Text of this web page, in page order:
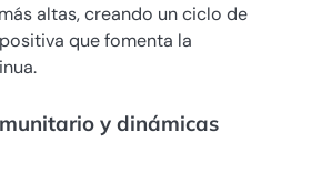
altas, creando un ciclo de
que fomenta la
y dinámicas